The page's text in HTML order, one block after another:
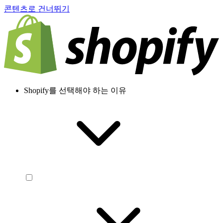
콘텐츠로 건너뛰기
Shopify를 선택해야 하는 이유